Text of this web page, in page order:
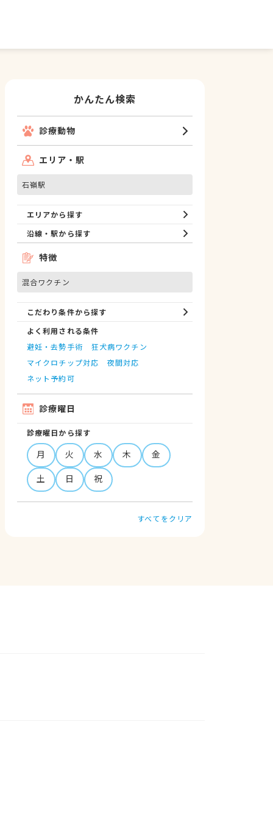
かんたん検索
診療動物
エリア・駅
石嶺駅
エリアから探す
沿線・駅から探す
特徴
混合ワクチン
こだわり条件から探す
よく利用される条件
避妊・去勢手術
狂犬病ワクチン
マイクロチップ対応
夜間対応
ネット予約可
診療曜日
診療曜日から探す
月 火 水 木
金
土
日 祝
すべてをクリア